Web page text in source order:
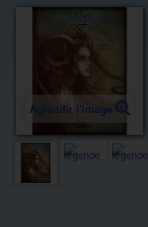
Agrandir l'image